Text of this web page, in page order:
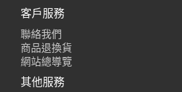
客戶服務
聯絡我們
商品退換貨
網站總導覽
其他服務